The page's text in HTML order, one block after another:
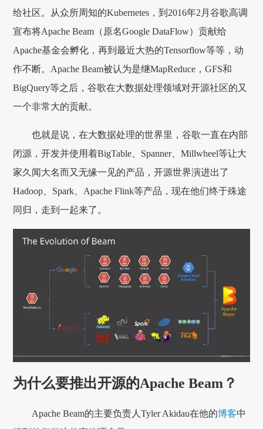
给社区。从众所周知的Kubernetes，到2016年2月谷歌高调
宣布将Apache Beam（原名Google DataFlow）贡献给
Apache基金会孵化，再到最近大热的Tensorflow等等，动
作不断。Apache Beam被认为是继MapReduce，GFS和
BigQuery等之后，谷歌在大数据处理领域对开源社区的又
一个非常大的贡献。
也就是说，在大数据处理的世界里，谷歌一直在内部
闭源，开发并使用着BigTable、Spanner、Millwheel等让大
家久闻大名而又无缘一见的产品，开源世界演进出了
Hadoop、Spark、Apache Flink等产品，现在他们终于殊途
同归，走到一起来了。
为什么要推出开源的Apache Beam？
Apache Beam的主要负责人Tyler Akidau在他的博客中